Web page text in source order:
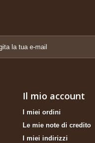
Il mio account
I miei ordini
Le mie note di credito
I miei indirizzi